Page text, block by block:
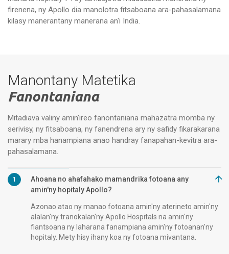
firenena, ny Apollo dia manolotra fitsaboana ara-pahasalamana
kilasy manerantany manerana an'i India.
Apollo Hospitals Health City, Arilova,
Vizag
Manontany Matetika
Fanontaniana
Mitadiava valiny amin'ireo fanontaniana mahazatra momba ny
serivisy, ny fitsaboana, ny fanendrena ary ny safidy fikarakarana
marary mba hanampiana anao handray fanapahan-kevitra ara-
pahasalamana.
1
Ahoana no ahafahako mamandrika fotoana any
amin'ny hopitaly Apollo?
Azonao atao ny manao fotoana amin'ny aterineto amin'ny
alalan'ny tranokalan'ny Apollo Hospitals na amin'ny
fiantsoana ny laharana fanampiana amin'ny fotoanan'ny
hopitaly. Mety hisy ihany koa ny fotoana mivantana.